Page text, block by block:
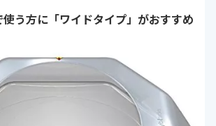
う方に「ワイドタイプ」がおすすめ